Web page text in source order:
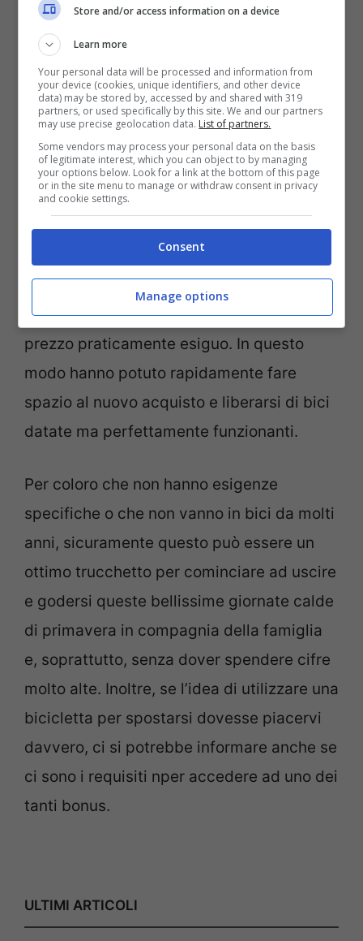
bicicletta in cantina o casa. Raramente
infatti c’è tutto questo spazio nei contesti
urbani per poter avere addirittura più di
una bici a testa. Ecco dunque l’esigenza di
fare spazio.
Moltissime persone hanno scelto, proprio
per questo motivo, didonare la loro bicio
di metterla in vendita sui siti specializzati
come Ebay, Subito, ma anche su Facebook
e su ogni tipo di portale disponibile ad un
prezzo praticamente esiguo. In questo
modo hanno potuto rapidamente fare
spazio al nuovo acquisto e liberarsi di bici
datate ma perfettamente funzionanti.
Per coloro che non hanno esigenze
specifiche o che non vanno in bici da molti
anni, sicuramente questo può essere un
ottimo trucchetto per cominciare ad uscire
e godersi queste bellissime giornate calde
di primavera in compagnia della famiglia
e, soprattutto, senza dover spendere cifre
molto alte. Inoltre, se l’idea di utilizzare una
bicicletta per spostarsi dovesse piacervi
davvero, ci si potrebbe informare anche se
ci sono i requisiti nper accedere ad uno dei
tanti bonus.
ULTIMI ARTICOLI
Store and/or access information on a device
Learn more
Your personal data will be processed and information from
your device (cookies, unique identifiers, and other device
data) may be stored by, accessed by and shared with 319
partners, or used specifically by this site. We and our partners
may use precise geolocation data. List of partners.
Some vendors may process your personal data on the basis
of legitimate interest, which you can object to by managing
your options below. Look for a link at the bottom of this page
or in the site menu to manage or withdraw consent in privacy
and cookie settings.
Consent
Manage options